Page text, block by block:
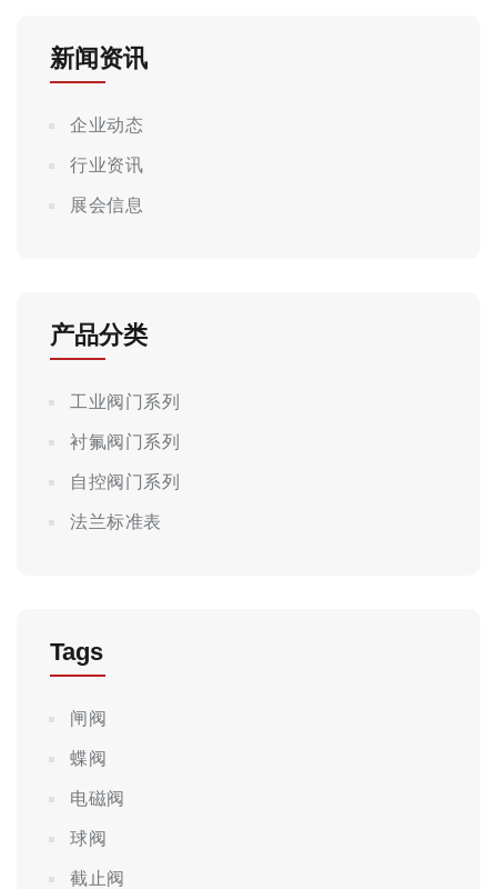
新闻资讯
企业动态
行业资讯
展会信息
产品分类
工业阀门系列
衬氟阀门系列
自控阀门系列
法兰标准表
Tags
闸阀
蝶阀
电磁阀
球阀
截止阀